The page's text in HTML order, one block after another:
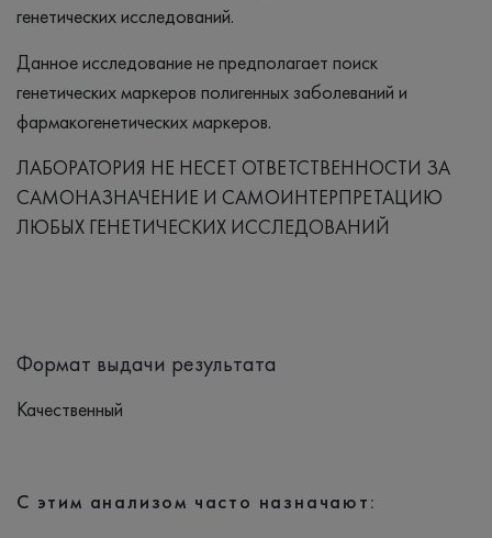
генетических исследований.
Данное исследование не предполагает поиск
генетических маркеров полигенных заболеваний и
фармакогенетических маркеров.
ЛАБОРАТОРИЯ НЕ НЕСЕТ ОТВЕТСТВЕННОСТИ ЗА
САМОНАЗНАЧЕНИЕ И САМОИНТЕРПРЕТАЦИЮ
ЛЮБЫХ ГЕНЕТИЧЕСКИХ ИССЛЕДОВАНИЙ
Формат выдачи результата
Качественный
С этим анализом часто назначают: